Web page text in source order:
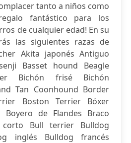
tanto a niños como
fantástico para los
de cualquier edad! En su
las siguientes razas de
Akita japonés Antiguo
Basset hound Beagle
Bichón frisé Bichón
Tan Coonhound Border
Boston Terrier Bóxer
Boyero de Flandes Braco
Bull terrier Bulldog
inglés Bulldog francés